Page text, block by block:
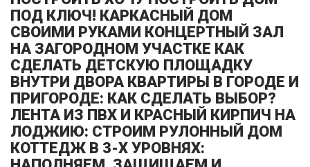
ПОД КЛЮЧ! КАРКАСНЫЙ ДОМ
СВОИМИ РУКАМИ КОНЦЕРТНЫЙ ЗАЛ
НА ЗАГОРОДНОМ УЧАСТКЕ КАК
СДЕЛАТЬ ДЕТСКУЮ ПЛОЩАДКУ
ВНУТРИ ДВОРА КВАРТИРЫ В ГОРОДЕ И
ПРИГОРОДЕ: КАК СДЕЛАТЬ ВЫБОР?
ЛЕНТА ИЗ ПВХ И КРАСНЫЙ КИРПИЧ НА
ЛОДЖИЮ: СТРОИМ РУЛОННЫЙ ДОМ
КОТТЕДЖ В 3-Х УРОВНЯХ: